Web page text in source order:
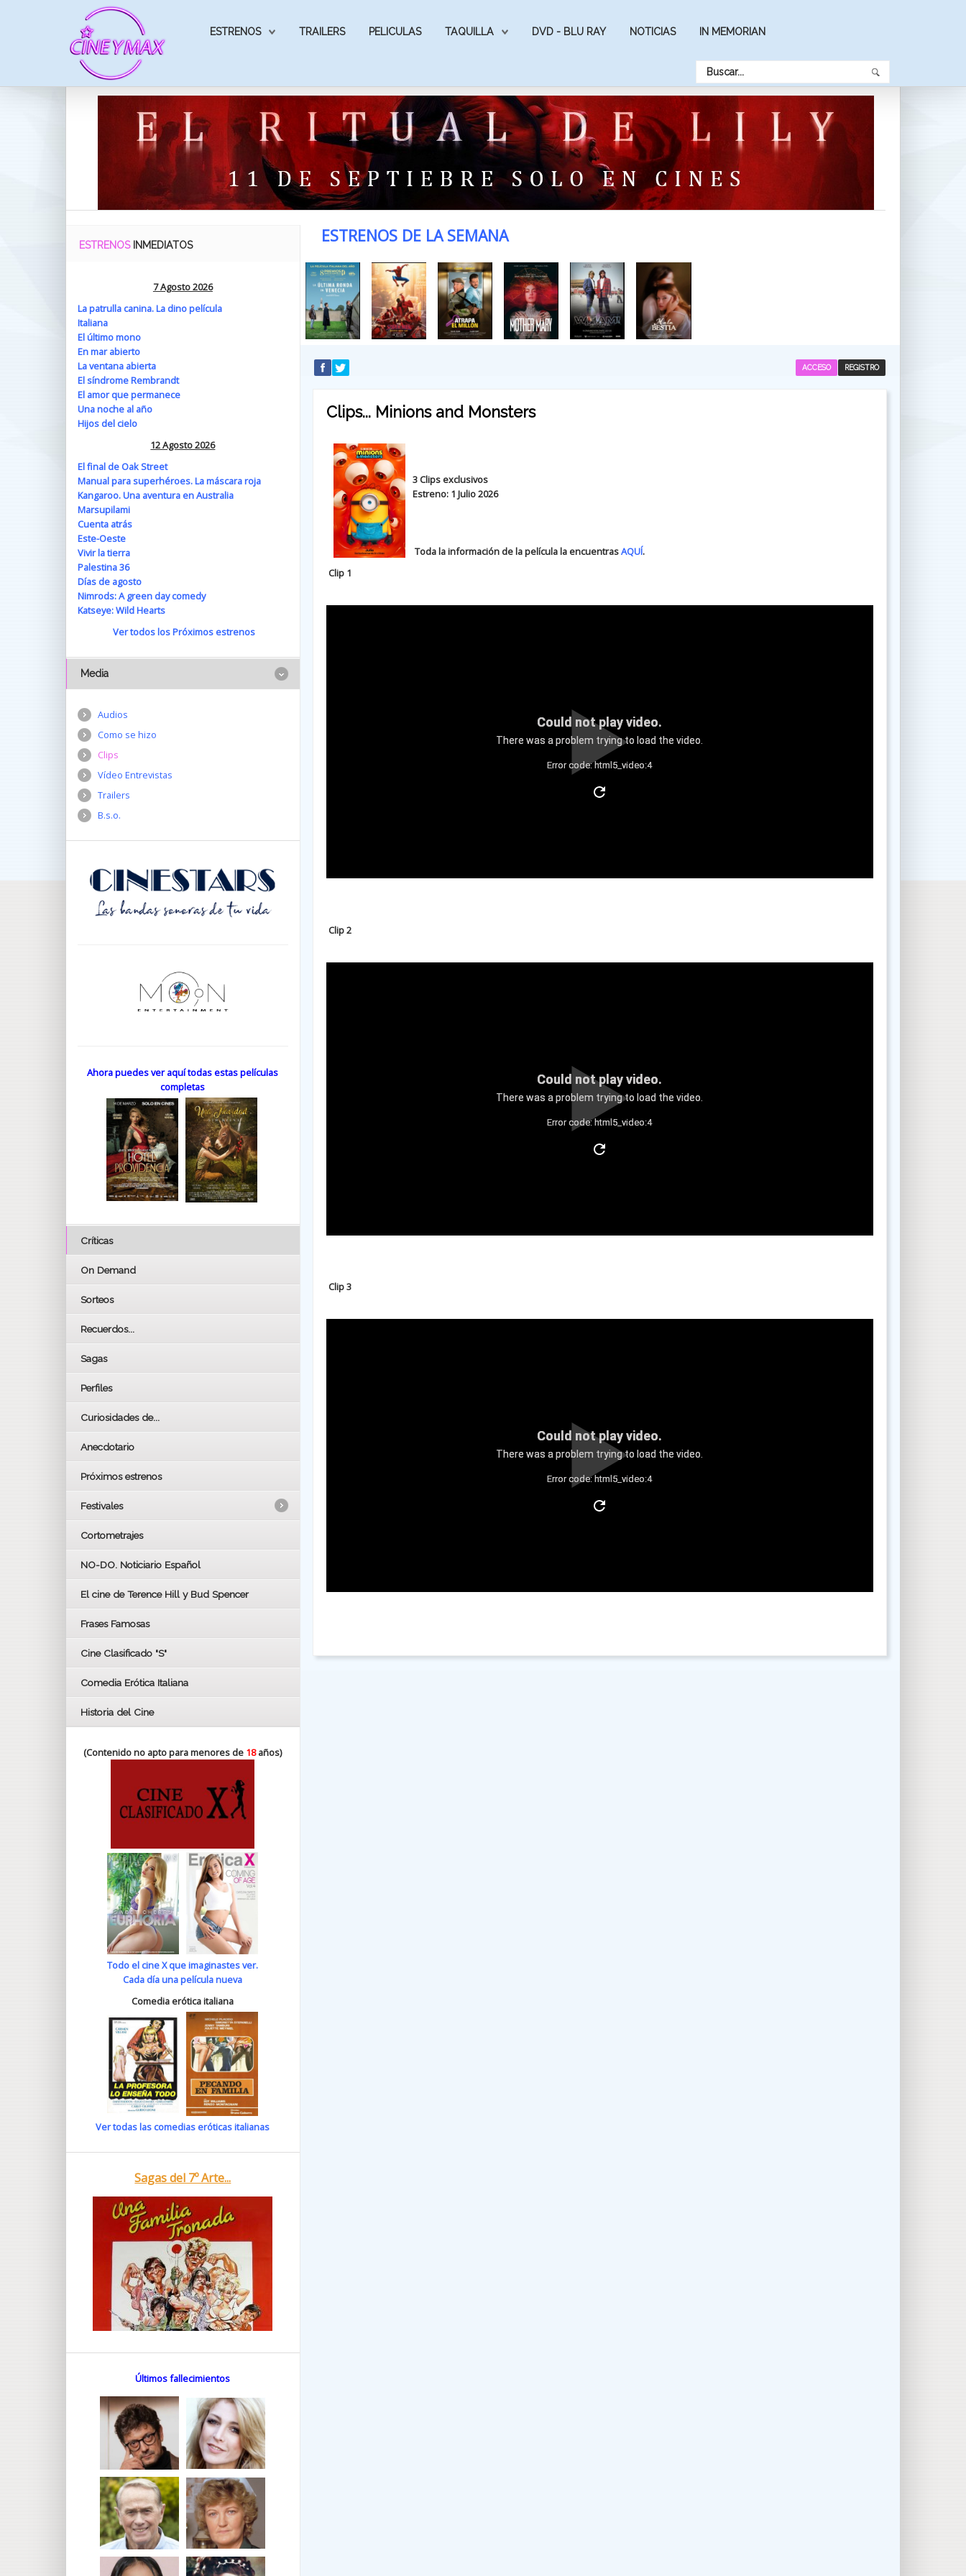
ESTRENOS TRAILERS PELICULAS TAQUILLA DVD - BLU RAY NOTICIAS IN MEMORIAN
ESTRENOS DE LA SEMANA
REGISTRO
ACCESO
Clips... Minions and Monsters
3 Clips exclusivos
Estreno: 1 Julio 2026
Toda la información de la película la encuentrasAQUÍ.
Clip 1
Could not play video.
There was a problem trying to load the video.
Error code: html5_video:4
Clip 2
Could not play video.
There was a problem trying to load the video.
Error code: html5_video:4
Clip 3
Could not play video.
There was a problem trying to load the video.
Error code: html5_video:4
ESTRENOS INMEDIATOS
7 Agosto 2026
La patrulla canina. La dino película
Italiana
El último mono
En mar abierto
La ventana abierta
El síndrome Rembrandt
El amor que permanece
Una noche al año
Hijos del cielo
12 Agosto 2026
El final de Oak Street
Manual para superhéroes. La máscara roja
Kangaroo. Una aventura en Australia
Marsupilami
Cuenta atrás
Este-Oeste
Vivir la tierra
Palestina 36
Días de agosto
Nimrods: A green day comedy
Katseye: Wild Hearts
Ver todos los Próximos estrenos
Media
Audios
Como se hizo
Clips
Vídeo Entrevistas
Trailers
B.s.o.
Ahora puedes ver aquí todas estas películas
completas
Críticas
On Demand
Sorteos
Recuerdos...
Sagas
Perfiles
Curiosidades de...
Anecdotario
Próximos estrenos
Festivales
LOS OSCARS
BAFTA
Cortometrajes
NO-DO. Noticiario Español
El cine de Terence Hill y Bud Spencer
Frases Famosas
Cine Clasificado "S"
Comedia Erótica Italiana
Historia del Cine
(Contenido no apto para menores de 18años)
Todo el cine X que imaginastes ver.
Cada día una película nueva
Comedia erótica italiana
Ver todas las comedias eróticas italianas
Sagas del 7º Arte...
Últimos fallecimientos